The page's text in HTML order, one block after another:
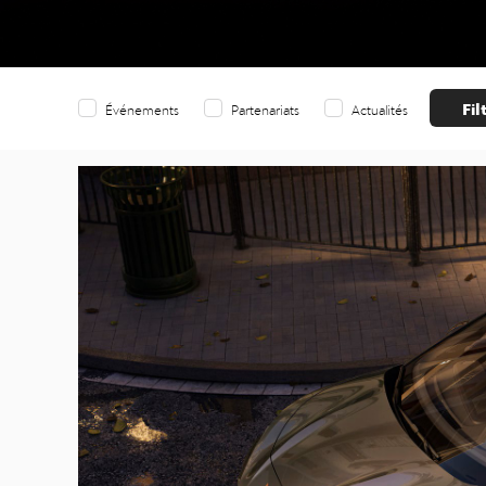
Événements Partenariats Actualités